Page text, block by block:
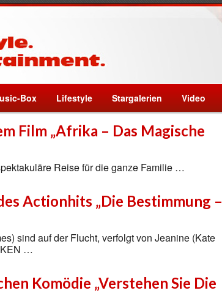
Box Lifestyle Stargalerien Video
Film „Afrika – Das Magische
Reise für die ganze Familie …
Actionhits „Die Bestimmung –
sind auf der Flucht, verfolgt von Jeanine (Kate
KEN …
Komödie „Verstehen Sie Die